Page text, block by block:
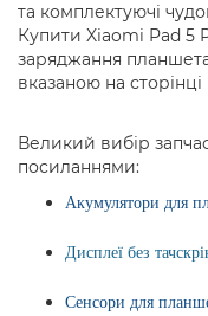
та комплектуючі
Купити Xiaomi Pad 5
заряджання
вказаною на сторінці
Великий вибір
посиланнями:
Акумулятори для
Дисплеї без
Сенсори для